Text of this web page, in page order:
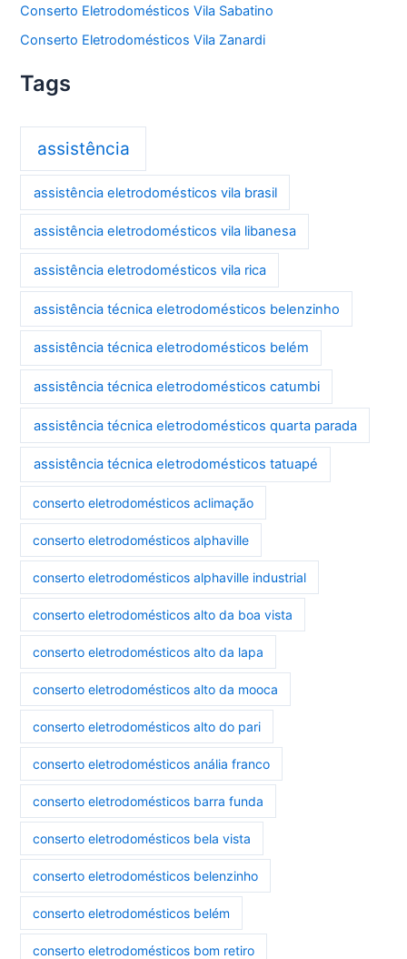
Conserto Eletrodomésticos Vila Sabatino
Conserto Eletrodomésticos Vila Zanardi
Tags
assistência
assistência eletrodomésticos vila brasil
assistência eletrodomésticos vila libanesa
assistência eletrodomésticos vila rica
assistência técnica eletrodomésticos belenzinho
assistência técnica eletrodomésticos belém
assistência técnica eletrodomésticos catumbi
assistência técnica eletrodomésticos quarta parada
assistência técnica eletrodomésticos tatuapé
conserto eletrodomésticos aclimação
conserto eletrodomésticos alphaville
conserto eletrodomésticos alphaville industrial
conserto eletrodomésticos alto da boa vista
conserto eletrodomésticos alto da lapa
conserto eletrodomésticos alto da mooca
conserto eletrodomésticos alto do pari
conserto eletrodomésticos anália franco
conserto eletrodomésticos barra funda
conserto eletrodomésticos bela vista
conserto eletrodomésticos belenzinho
conserto eletrodomésticos belém
conserto eletrodomésticos bom retiro